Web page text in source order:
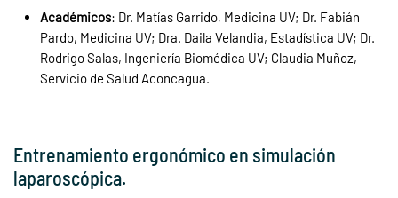
Académicos: Dr. Matías Garrido, Medicina UV; Dr. Fabián
Pardo, Medicina UV; Dra. Daila Velandia, Estadística UV; Dr.
Rodrigo Salas, Ingeniería Biomédica UV; Claudia Muñoz,
Servicio de Salud Aconcagua.
Entrenamiento ergonómico en simulación
laparoscópica.